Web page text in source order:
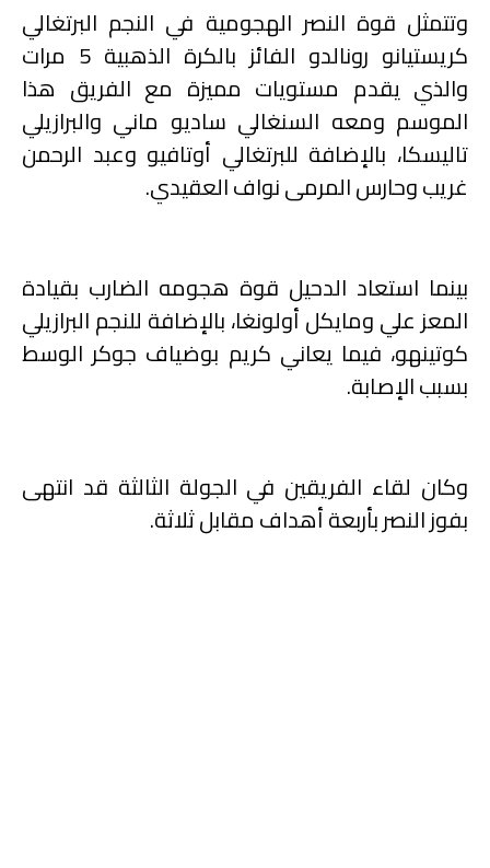
وتتمثل قوة النصر الهجومية في النجم البرتغالي
كريستيانو رونالدو الفائز بالكرة الذهبية 5 مرات
والذي يقدم مستويات مميزة مع الفريق هذا
الموسم ومعه السنغالي ساديو ماني والبرازيلي
تاليسكا، بالإضافة للبرتغالي أوتافيو وعبد الرحمن
غريب وحارس المرمى نواف العقيدي.
بينما استعاد الدحيل قوة هجومه الضارب بقيادة
المعز علي ومايكل أولونغا، بالإضافة للنجم البرازيلي
كوتينهو، فيما يعاني كريم بوضياف جوكر الوسط
بسبب الإصابة.
وكان لقاء الفريقين في الجولة الثالثة قد انتهى
بفوز النصر بأربعة أهداف مقابل ثلاثة.